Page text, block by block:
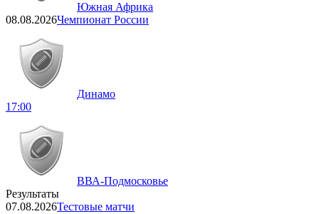
Южная Африка
08.08.2026Чемпионат России
Динамо
17:00
ВВА-Подмосковье
Результаты
07.08.2026Тестовые матчи